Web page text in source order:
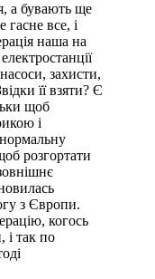
а бувають ще
все, і
наша на
захисти,
її взяти? Є
щоб
і
розгортати
з Європи.
когось
і так по